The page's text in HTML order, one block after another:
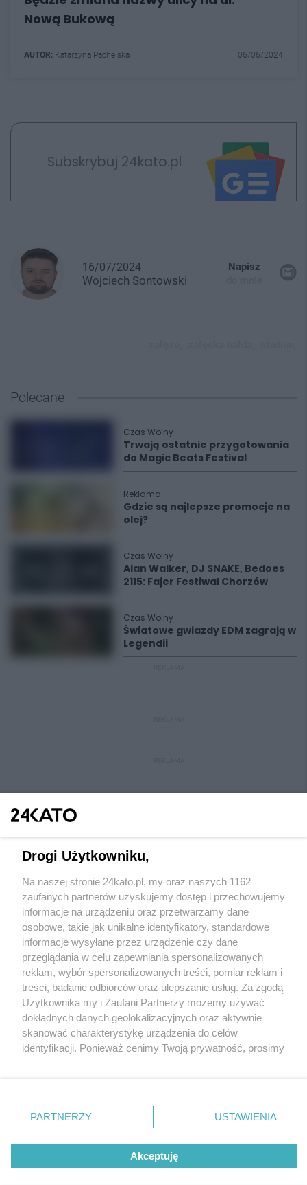
Nową Bukową
AUTOR: Katarzyna Pachelska 06/06/2024
Subskrybuj 24kato.pl
16/07/2024
Wojciech Sontowski
Napisz
Polecane
Czas Wolny
Trwają ostatnie przygotowania
do Magic Beats Festival
Reklama
Gdzie są najlepsze promocje na
olej?
Czas Wolny
Alan Walker, DJ SNAKE, Bedoes
2115: Fajer Festiwal Chorzów
Czas Wolny
Światowe gwiazdy EDM zagrają w
Legendii
Wydawca mediów lokalnych
Nie zapomnij
zapoznać się z:
polityką prywatności regulamin korzystania z portali
Twojemiasto
Piekary Śląskie
Chorzów
Tarnowskie Góry
Gliwice
Skontakuj sięz nami
Kontakt
Wydawca
Redakcja
Drogi Użytkowniku,
Na naszej stronie 24kato.pl, my oraz naszych 1162
zaufanych partnerów uzyskujemy dostęp i przechowujemy
informacje na urządzeniu oraz przetwarzamy dane
osobowe, takie jak unikalne identyfikatory, standardowe
informacje wysyłane przez urządzenie czy dane
przeglądania w celu zapewniania spersonalizowanych
reklam, wybór spersonalizowanych treści, pomiar reklam i
treści, badanie odbiorców oraz ulepszanie usług. Za zgodą
Użytkownika my i Zaufani Partnerzy możemy używać
dokładnych danych geolokalizacyjnych oraz aktywnie
skanować charakterystykę urządzenia do celów
identyfikacji. Ponieważ cenimy Twoją prywatność, prosimy
prywatności znajdujący się w lewym dolnym rogu strony
. Niektóre rodzaje przetwarzania danych nie wymagają
zgody użytkownika, ale masz prawo sprzeciwić się
takiemu przetwarzaniu. Preferencje będą miały
zastosowania tylko na tej witrynie.
PARTNERZY USTAWIENIA
Akceptuję